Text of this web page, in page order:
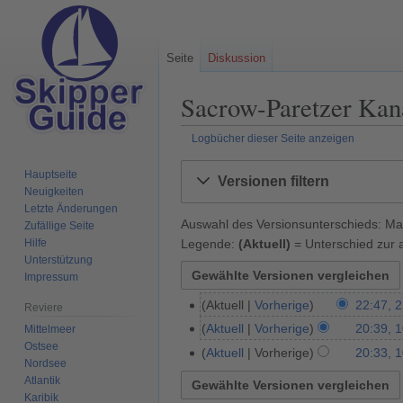
Sacrow-Paretzer
Logbücher dieser Seite anzeigen
Navigation
Suche
Versionen filtern
Auswahl des Versionsunterschieds:
Legende: (Aktuell) = Unterschied zur
Aktuell Vorherige 22:47,
.
Aktuell Vorherige 20:39,
Aktuell
Vorherige 20:33,
Seite Diskussion
Hauptseite
Neuigkeiten
Letzte Änderungen
Zufällige Seite
Hilfe
Unterstützung
Impressum
Reviere
Mittelmeer
Ostsee
Nordsee
Atlantik
Karibik